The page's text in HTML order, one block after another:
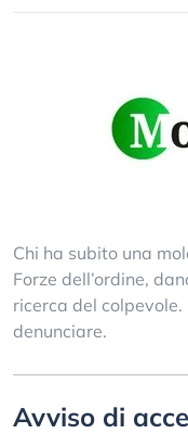
Chi ha subito una
Forze dell’ordine,
ricerca del
denunciare.
Avviso di